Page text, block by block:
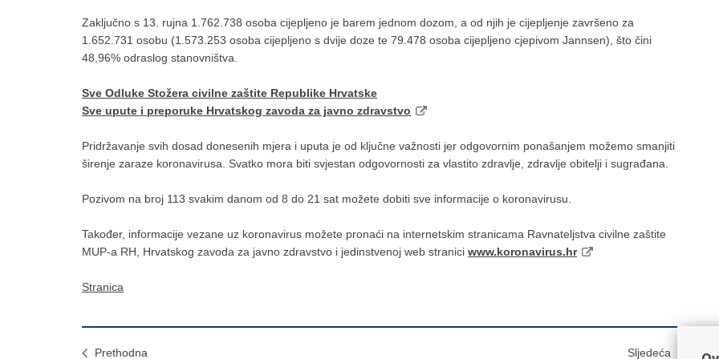
Zaključno s 13. rujna 1.762.738 osoba cijepljeno je barem jednom dozom, a od njih je cijepljenje završeno za
1.652.731 osobu (1.573.253 osoba cijepljeno s dvije doze te 79.478 osoba cijepljeno cjepivom Jannsen), što čini
48,96% odraslog stanovništva.
Sve Odluke Stožera civilne zaštite Republike Hrvatske
Sve upute i preporuke Hrvatskog zavoda za javno zdravstvo
Pridržavanje svih dosad donesenih mjera i uputa je od ključne važnosti jer odgovornim ponašanjem možemo smanjiti
širenje zaraze koronavirusa. Svatko mora biti svjestan odgovornosti za vlastito zdravlje, zdravlje obitelji i sugrađana.
Pozivom na broj 113 svakim danom od 8 do 21 sat možete dobiti sve informacije o koronavirusu.
Također, informacije vezane uz koronavirus možete pronaći na internetskim stranicama Ravnateljstva civilne zaštite
MUP-a RH, Hrvatskog zavoda za javno zdravstvo i jedinstvenoj web stranici www.koronavirus.hr
Stranica
Prethodna Sljedeća